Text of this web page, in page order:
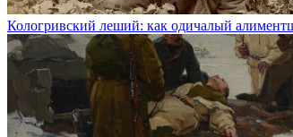
Кологривский леший: как одичалый